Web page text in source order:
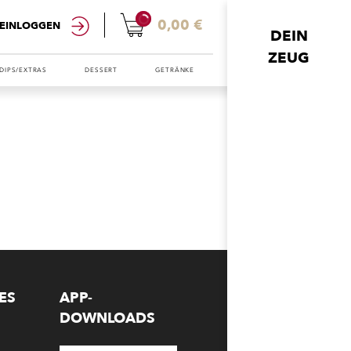
EINLOGGEN
0 0,00 €
DEIN
ZEUG
DIPS/EXTRAS DESSERT GETRÄNKE
APP-
DOWNLOADS